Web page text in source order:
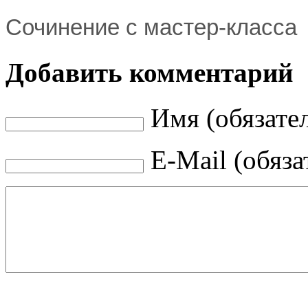
Сочинение с мастер-класса
Добавить комментарий
Имя
E-Mail